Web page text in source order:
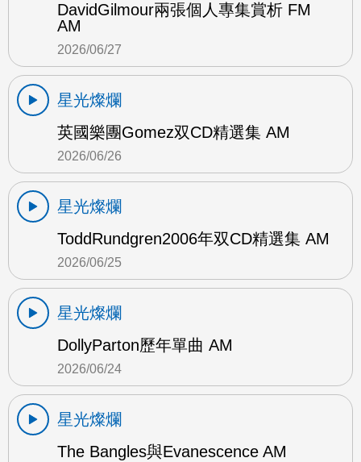
DavidGilmour兩張個人專集賞析 FM
AM
2026/06/27
星光燦爛
英國樂團Gomez双CD精選集 AM
2026/06/26
星光燦爛
ToddRundgren2006年双CD精選集 AM
2026/06/25
星光燦爛
DollyParton歷年單曲 AM
2026/06/24
星光燦爛
The Bangles與Evanescence AM